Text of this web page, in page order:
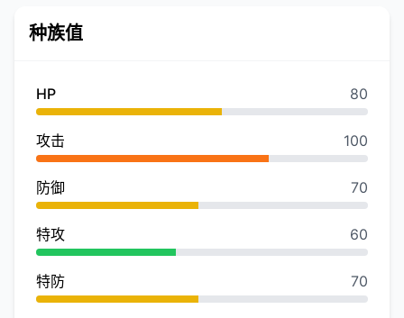
种族值
HP 80
攻击 100
防御 70
特攻 60
特防 70